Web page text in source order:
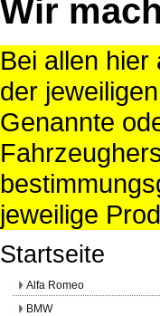
Wir
Bei allen
der
Genannte
jeweilige
Startseite
Alfa Romeo
BMW